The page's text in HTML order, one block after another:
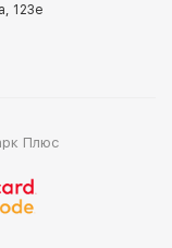
123е
Плюс